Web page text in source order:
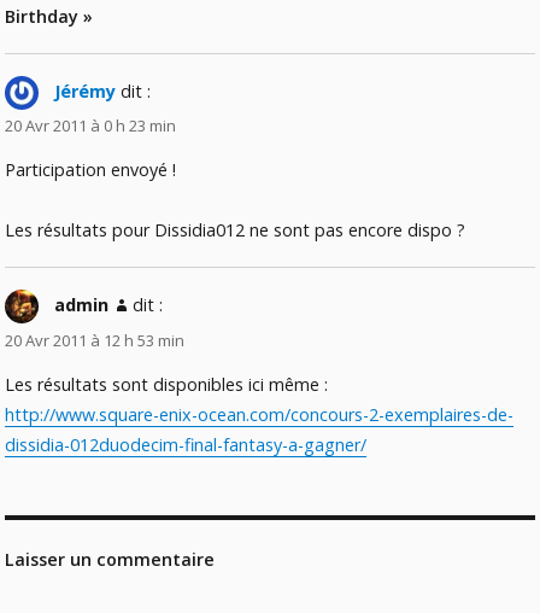
Birthday »
Jérémy dit :
20 Avr 2011 à 0 h 23 min
Participation envoyé !
Les résultats pour Dissidia012 ne sont pas encore dispo ?
admin dit :
20 Avr 2011 à 12 h 53 min
Les résultats sont disponibles ici même :
http://www.square-enix-ocean.com/concours-2-exemplaires-de-
dissidia-012duodecim-final-fantasy-a-gagner/
Laisser un commentaire